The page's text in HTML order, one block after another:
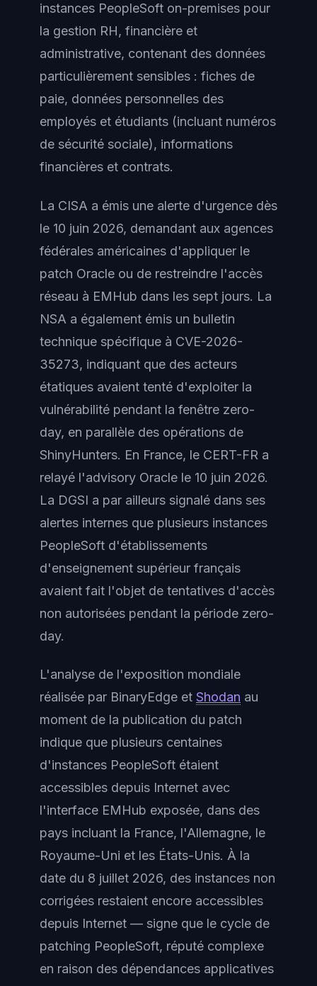
instances PeopleSoft on-premises pour
la gestion RH, financière et
administrative, contenant des données
particulièrement sensibles : fiches de
paie, données personnelles des
employés et étudiants (incluant numéros
de sécurité sociale), informations
financières et contrats.
La CISA a émis une alerte d'urgence dès
le 10 juin 2026, demandant aux agences
fédérales américaines d'appliquer le
patch Oracle ou de restreindre l'accès
réseau à EMHub dans les sept jours. La
NSA a également émis un bulletin
technique spécifique à CVE-2026-
35273, indiquant que des acteurs
étatiques avaient tenté d'exploiter la
vulnérabilité pendant la fenêtre zero-
day, en parallèle des opérations de
ShinyHunters. En France, le CERT-FR a
relayé l'advisory Oracle le 10 juin 2026.
La DGSI a par ailleurs signalé dans ses
alertes internes que plusieurs instances
PeopleSoft d'établissements
d'enseignement supérieur français
avaient fait l'objet de tentatives d'accès
non autorisées pendant la période zero-
day.
L'analyse de l'exposition mondiale
réalisée par BinaryEdge et Shodan au
moment de la publication du patch
indique que plusieurs centaines
d'instances PeopleSoft étaient
accessibles depuis Internet avec
l'interface EMHub exposée, dans des
pays incluant la France, l'Allemagne, le
Royaume-Uni et les États-Unis. À la
date du 8 juillet 2026, des instances non
corrigées restaient encore accessibles
depuis Internet — signe que le cycle de
patching PeopleSoft, réputé complexe
en raison des dépendances applicatives